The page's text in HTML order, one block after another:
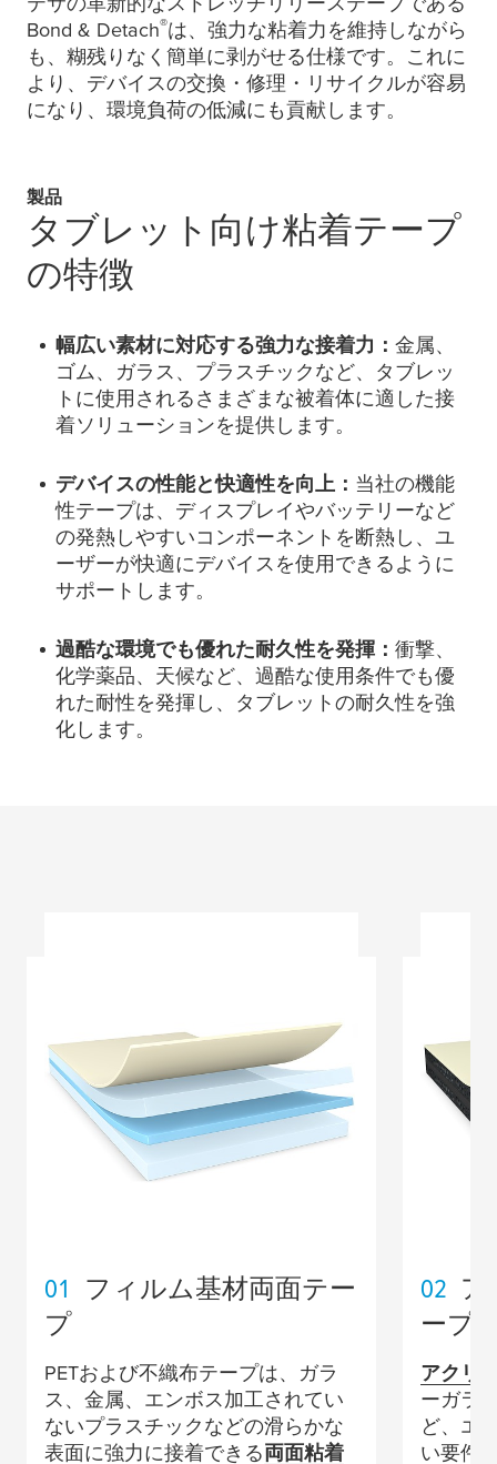
Bond & Detach®は、強力な粘着力を維持しながら
も、糊残りなく簡単に剥がせる仕様です。これに
より、デバイスの交換・修理・リサイクルが容易
になり、環境負荷の低減にも貢献します。
製品
タブレット向け粘着テープ
の特徴
幅広い素材に対応する強力な接着力： 金属、
ゴム、ガラス、プラスチックなど、タブレッ
トに使用されるさまざまな被着体に適した接
着ソリューションを提供します。
デバイスの性能と快適性を向上： 当社の機能
性テープは、ディスプレイやバッテリーなど
の発熱しやすいコンポーネントを断熱し、ユ
ーザーが快適にデバイスを使用できるように
サポートします。
過酷な環境でも優れた耐久性を発揮： 衝撃、
化学薬品、天候など、過酷な使用条件でも優
れた耐性を発揮し、タブレットの耐久性を強
化します。
01
フィルム基材両面テー
プ
PETおよび不織布テープは、ガラ
ス、金属、エンボス加工されてい
ないプラスチックなどの滑らかな
表面に強力に接着できる両面粘着
02 ア
ープ
アクリ
ーガラ
ど、エ
い要件